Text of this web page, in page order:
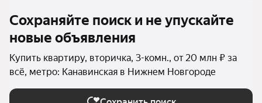
Сохраняйте поиск и не упускайте
новые объявления
Купить квартиру, вторичка, 3-комн., от 20 млн ₽ за
всё, метро: Канавинская в Нижнем Новгороде